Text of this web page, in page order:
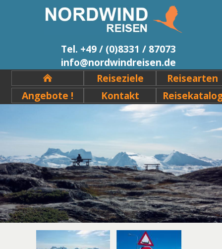
Tel. +49 / (0)8331 / 87073
info@nordwindreisen.de
Reiseziele
Reisearten
Angebote !
Kontakt